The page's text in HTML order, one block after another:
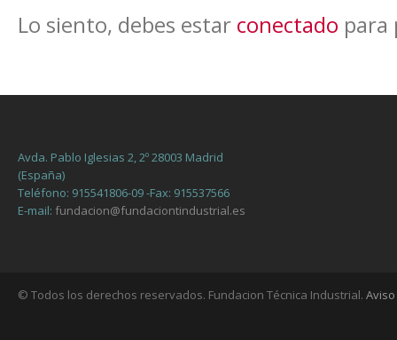
Lo siento, debes estar conectado para
Avda. Pablo Iglesias 2, 2º 28003 Madrid
(España)
Teléfono: 915541806-09 -Fax: 915537566
E-mail: fundacion@fundaciontindustrial.es
© Todos los derechos reservados. Fundacion Técnica Industrial.